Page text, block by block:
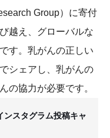
Group）に寄付
越え、グローバルな
す。乳がんの正しい
シェアし、乳がんの
の協力が必要です。
ンスタグラム投稿キャ